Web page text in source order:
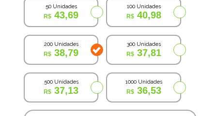
50 Unidades
43,69
100 Unidades
40,98
200 Unidades
38,79
300 Unidades
37,81
500 Unidades
37,13
1000 Unidades
36,53